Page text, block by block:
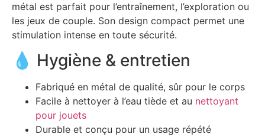
métal est parfait pour l’entraînement, l’exploration ou
les jeux de couple. Son design compact permet une
stimulation intense en toute sécurité.
💧 Hygiène & entretien
Fabriqué en métal de qualité, sûr pour le corps
Facile à nettoyer à l’eau tiède et au nettoyant
pour jouets
Durable et conçu pour un usage répété